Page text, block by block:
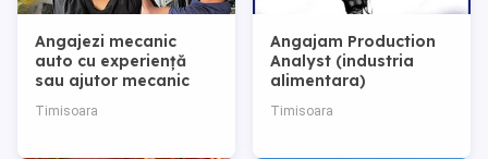
Angajezi mecanic
auto cu experiență
sau ajutor mecanic
Timisoara
Angajam Production
Analyst (industria
alimentara)
Timisoara